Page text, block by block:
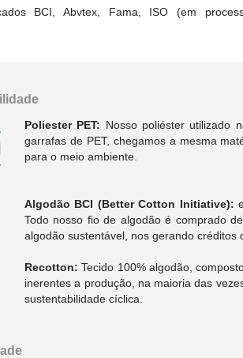
BCI, Abvtex, Fama, ISO (em
Poliester PET: Nosso poliéster utilizado
garrafas de PET, chegamos a mesma
para o meio ambiente.
Algodão BCI (Better Cotton Initiative):
Todo nosso fio de algodão é comprado
algodão sustentável, nos gerando créditos
Recotton: Tecido 100% algodão,
inerentes a produção, na maioria das
sustentabilidade cíclica.